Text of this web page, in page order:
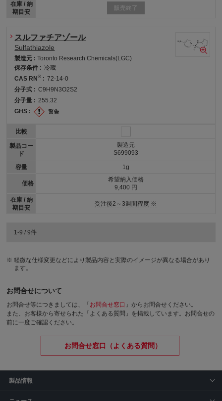
在庫 / 納
期目安
販売終了
スルファチアゾール
Sulfathiazole
製造元 :Toronto Research Chemicals(LGC)
保存条件 : 冷蔵
CAS RN® : 72-14-0
分子式 : C9H9N3O2S2
分子量 : 255.32
GHS :
比較
製品コー
ド
容量
価格
在庫 / 納
期目安
製造元
S699093
1g
希望納入価格
9,400 円
受注後2～3週間程度 ※
1-9 / 9件
軽微な仕様変更などにより製品内容と実際のイメージが異なる場合があり
ます。
お問合せについて
お問合せ等につきましては、「 お問合せ窓口 」からお問合せください。
また、お客様から寄せられた「よくある質問」を掲載しています。お問合せの
前に一度ご確認ください。
お問合せ窓口（よくある質問）
製品情報